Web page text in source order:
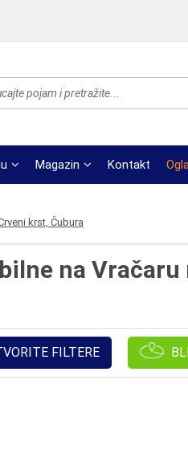
Magazin Kontakt
krst, Čubura
na Vračaru
FILTERE